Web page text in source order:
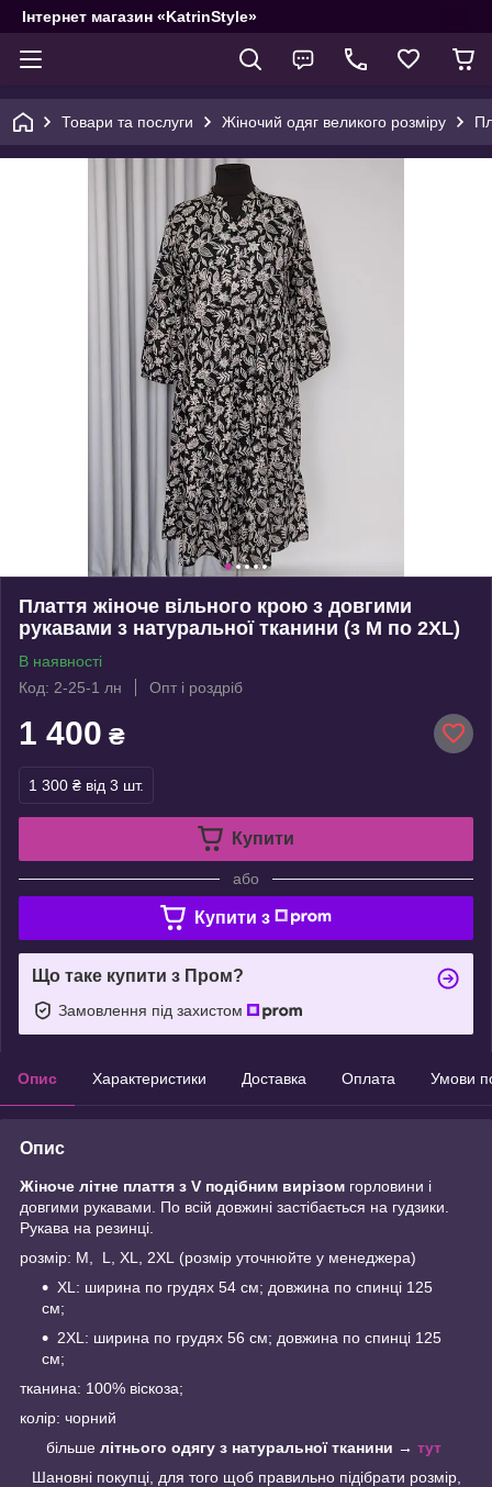
Інтернет магазин «KatrinStyle»
Товари та послуги Жіночий одяг великого розміру
Плаття жіноче вільного крою з довгими
рукавами з натуральної тканини (з M по 2XL)
В наявності
Код: 2-25-1 лн
Опт і роздріб
1 400 ₴
1 300 ₴ від 3 шт.
Купити
або
Купити з
Що таке купити з Пром?
Замовлення під захистом
Опис Характеристики Доставка Оплата Умови
Опис
Жіноче літне плаття з V подібним вирізом горловини і
довгими рукавами. По всій довжині застібається на гудзики.
Рукава на резинці.
розмір: M, L, XL, 2XL (розмір уточнюйте у менеджера)
XL: ширина по грудях 54 см; довжина по спинці 125
см;
2XL: ширина по грудях 56 см; довжина по спинці 125
см;
тканина: 100% віскоза;
колір: чорний
більше літнього одягу з натуральної тканини → тут
Шановні покупці, для того щоб правильно підібрати розмір,